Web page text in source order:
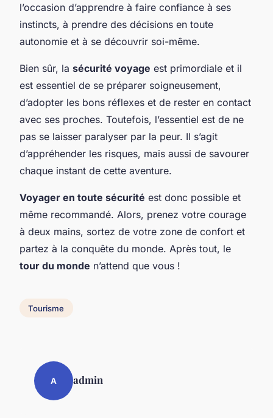
l’occasion d’apprendre à faire confiance à ses
instincts, à prendre des décisions en toute
autonomie et à se découvrir soi-même.
Bien sûr, la sécurité voyage est primordiale et il
est essentiel de se préparer soigneusement,
d’adopter les bons réflexes et de rester en contact
avec ses proches. Toutefois, l’essentiel est de ne
pas se laisser paralyser par la peur. Il s’agit
d’appréhender les risques, mais aussi de savourer
chaque instant de cette aventure.
Voyager en toute sécurité est donc possible et
même recommandé. Alors, prenez votre courage
à deux mains, sortez de votre zone de confort et
partez à la conquête du monde. Après tout, le
tour du monde n’attend que vous !
Tourisme
A admin